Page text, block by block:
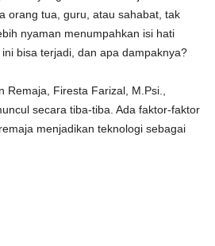
orang tua, guru, atau sahabat, tak
nyaman menumpahkan isi hati
bisa terjadi, dan apa dampaknya?
Remaja, Firesta Farizal, M.Psi.,
secara tiba-tiba. Ada faktor-faktor
menjadikan teknologi sebagai